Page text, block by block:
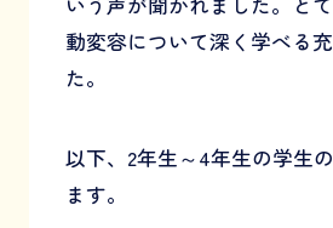
動変容について深く学べる
た。
以下、2年生～4年生の学生
ます。